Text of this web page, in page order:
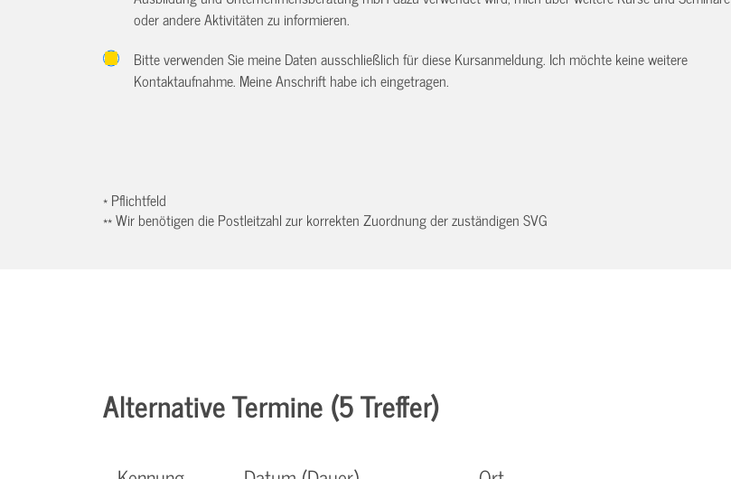
oder andere Aktivitäten zu informieren.
Bitte verwenden Sie meine Daten ausschließlich für diese Kursanmeldung. Ich möchte keine weitere
Kontaktaufnahme. Meine Anschrift habe ich eingetragen.
* Pflichtfeld
** Wir benötigen die Postleitzahl zur korrekten Zuordnung der zuständigen SVG
Alternative Termine (5 Treffer)